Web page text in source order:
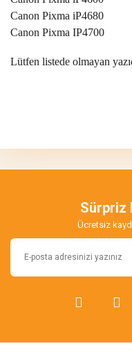
Canon Pixma iP4680
Canon Pixma IP4700
Lütfen listede olmayan
Ürün bilgilerinde hatalar
Ürün fiyatı diğer
Bu ürüne benzer farklı
Sürpriz
Ücretsiz